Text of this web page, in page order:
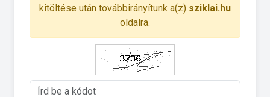
kitöltése után továbbirányítunk a(z) sziklai.hu
oldalra.